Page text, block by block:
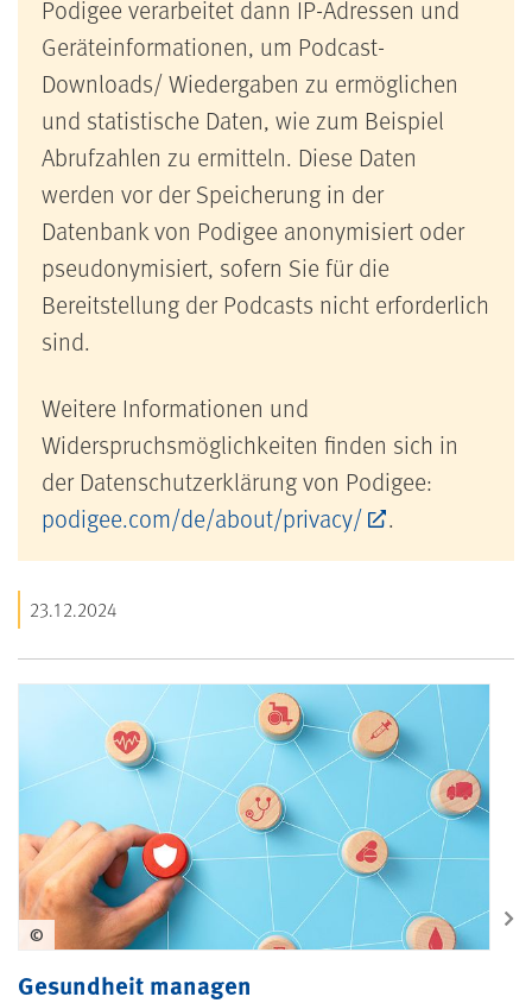
Podigee verarbeitet dann IP-Adressen und
Geräteinformationen, um Podcast-
Downloads/ Wiedergaben zu ermöglichen
und statistische Daten, wie zum Beispiel
Abrufzahlen zu ermitteln. Diese Daten
werden vor der Speicherung in der
Datenbank von Podigee anonymisiert oder
pseudonymisiert, sofern Sie für die
Bereitstellung der Podcasts nicht erforderlich
sind.
Weitere Informationen und
Widerspruchsmöglichkeiten finden sich in
der Datenschutzerklärung von Podigee:
podigee.com/de/about/privacy/
.
23.12.2024
Gesundheit managen
©